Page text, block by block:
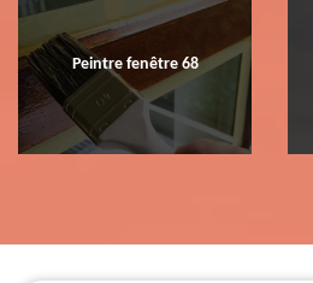
Peintre fenêtre 68